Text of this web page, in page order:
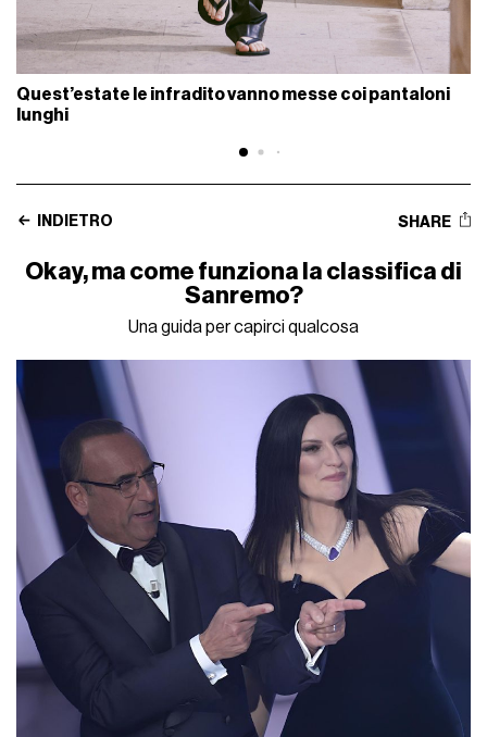
Quest’estate le infradito vanno messe coi pantaloni
lunghi
INDIETRO SHARE
Okay, ma come funziona la classifica di
Sanremo?
Una guida per capirci qualcosa